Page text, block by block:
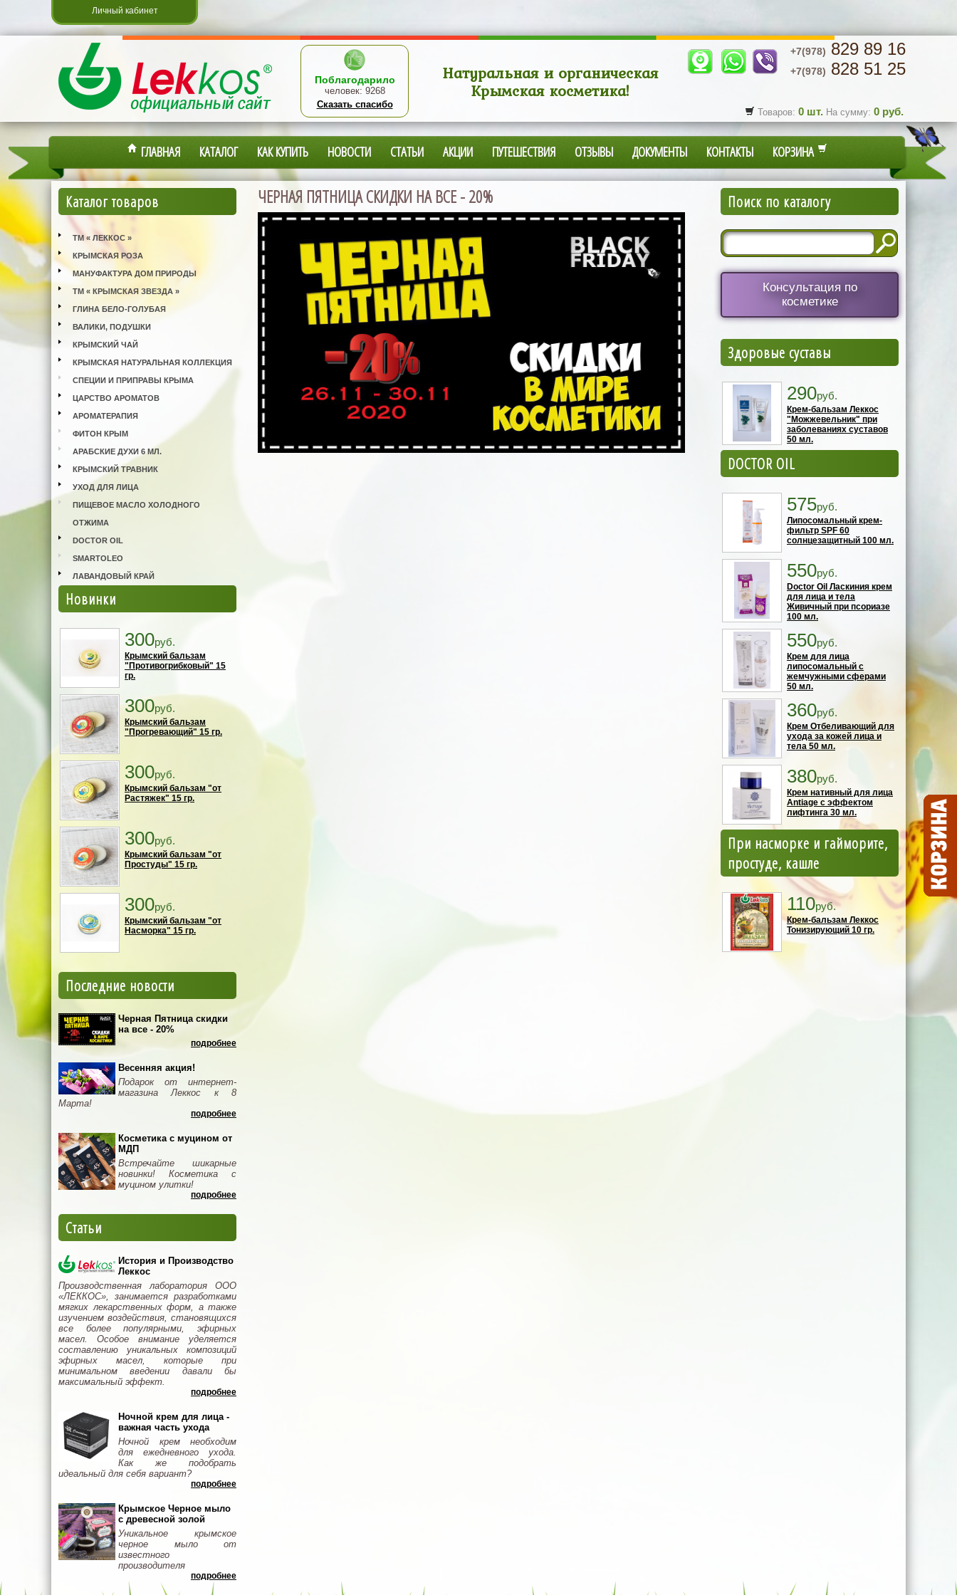
Личный кабинет
Поблагодарило
человек: 9268
Сказать спасибо
Натуральная и органическая
Крымская косметика!
+7(978) 829 89 16
+7(978) 828 51 25
Товаров: 0 шт. На сумму: 0 руб.
ГЛАВНАЯ КАТАЛОГ КАК КУПИТЬ НОВОСТИ СТАТЬИ АКЦИИ ПУТЕШЕСТВИЯ ОТЗЫВЫ ДОКУМЕНТЫ КОНТАКТЫ КОРЗИНА
Каталог товаров
ТМ « ЛЕККОС »
КРЫМСКАЯ РОЗА
МАНУФАКТУРА ДОМ ПРИРОДЫ
ТМ « КРЫМСКАЯ ЗВЕЗДА »
ГЛИНА БЕЛО-ГОЛУБАЯ
ВАЛИКИ, ПОДУШКИ
КРЫМСКИЙ ЧАЙ
КРЫМСКАЯ НАТУРАЛЬНАЯ КОЛЛЕКЦИЯ
СПЕЦИИ И ПРИПРАВЫ КРЫМА
ЦАРСТВО АРОМАТОВ
АРОМАТЕРАПИЯ
ФИТОН КРЫМ
АРАБСКИЕ ДУХИ 6 МЛ.
КРЫМСКИЙ ТРАВНИК
УХОД ДЛЯ ЛИЦА
ПИЩЕВОЕ МАСЛО ХОЛОДНОГО
ОТЖИМА
DOCTOR OIL
SMARTOLEO
ЛАВАНДОВЫЙ КРАЙ
Новинки
300руб.
Крымский бальзам
"Противогрибковый" 15
гр.
300руб.
Крымский бальзам
"Прогревающий" 15 гр.
300руб.
Крымский бальзам "от
Растяжек" 15 гр.
300руб.
Крымский бальзам "от
Простуды" 15 гр.
300руб.
Крымский бальзам "от
Насморка" 15 гр.
Последние новости
Черная Пятница скидки
на все - 20%
подробнее
Весенняя акция!
Подарок от интернет-
магазина Леккос к 8
Марта!
подробнее
Косметика с муцином от
МДП
Встречайте шикарные
новинки! Косметика с
муцином улитки!
подробнее
Статьи
История и Производство
Леккос
Производственная лаборатория ООО
«ЛЕККОС», занимается разработками
мягких лекарственных форм, а также
изучением воздействия, становящихся
все более популярными, эфирных
масел. Особое внимание уделяется
составлению уникальных композиций
эфирных масел, которые при
минимальном введении давали бы
максимальный эффект.
подробнее
Ночной крем для лица -
важная часть ухода
Ночной крем необходим
для ежедневного ухода.
Как же подобрать
идеальный для себя вариант?
подробнее
Крымское Черное мыло
с древесной золой
Уникальное крымское
черное мыло от
известного
производителя
подробнее
ЧЕРНАЯ ПЯТНИЦА СКИДКИ НА ВСЕ - 20% Поиск по каталогу
Консультация по
косметике
Здоровые суставы
290руб.
Крем-бальзам Леккос
"Можжевельник" при
заболеваниях суставов
50 мл.
DOCTOR OIL
575руб.
Липосомальный крем-
фильтр SPF 60
солнцезащитный 100 мл.
550руб.
Doctor Oil Ласкиния крем
для лица и тела
Живичный при псориазе
100 мл.
550руб.
Крем для лица
липосомальный с
жемчужными сферами
50 мл.
360руб.
Крем Отбеливающий для
ухода за кожей лица и
тела 50 мл.
380руб.
Крем нативный для лица
Antiage с эффектом
лифтинга 30 мл.
При насморке и гайморите,
простуде, кашле
110руб.
Крем-бальзам Леккос
Тонизирующий 10 гр.